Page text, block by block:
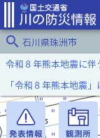
search 石川県珠洲市